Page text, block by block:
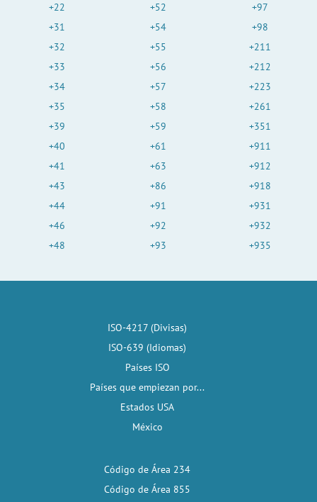
+22
+31
+32
+33
+34
+35
+39
+40
+41
+43
+44
+46
+48
+52
+54
+55
+56
+57
+58
+59
+61
+63
+86
+91
+92
+93
+97
+98
+211
+212
+223
+261
+351
+911
+912
+918
+931
+932
+935
ISO-4217 (Divisas)
ISO-639 (Idiomas)
Países ISO
Países que empiezan por...
Estados USA
México
Código de Área 234
Código de Área 855